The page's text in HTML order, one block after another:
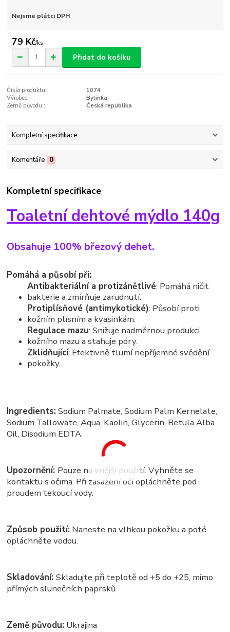
Nejsme plátci DPH
79 Kč/ks
Přidat do košíku
Číslo produktu:
1074
Výrobce:
Bylinka
Země původu::
Česká republika
Kompletní specifikace
Komentáře 0
Kompletní specifikace
Toaletní dehtové mýdlo 140g
Obsahuje 100% březový dehet.
Pomáhá a působí při:
Antibakteriální a protizánětlivé: Pomáhá ničit
bakterie a zmírňuje zarudnutí.
Protiplísňové (antimykotické): Působí proti
kožním plísním a kvasinkám.
Regulace mazu: Snižuje nadměrnou produkci
kožního mazu a stahuje póry.
Zklidňující: Efektivně tlumí nepříjemné svědění
pokožky.
Ingredients: Sodium Palmate, Sodium Palm Kernelate,
Sodium Tallowate, Aqua, Kaolin, Glycerin, Betula Alba
Oil, Disodium EDTA.
Upozornění: Pouze na vnější použití. Vyhněte se
kontaktu s očima. Při zasažení očí opláchněte pod
proudem tekoucí vody.
Způsob použití: Naneste na vlhkou pokožku a poté
opláchněte vodou.
Skladování:Skladujte při teplotě od +5 do +25, mimo
přímých slunečních paprsků.
Země původu: Ukrajina